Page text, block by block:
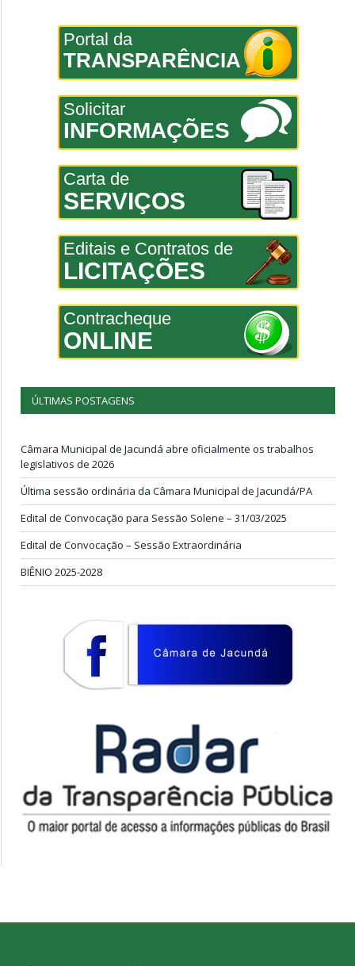
Portal da
TRANSPARÊNCIA
Solicitar
INFORMAÇÕES
Carta de
SERVIÇOS
Editais e Contratos de
LICITAÇÕES
Contracheque
ONLINE
ÚLTIMAS POSTAGENS
Câmara Municipal de Jacundá abre oficialmente os trabalhos
legislativos de 2026
Última sessão ordinária da Câmara Municipal de Jacundá/PA
Edital de Convocação para Sessão Solene – 31/03/2025
Edital de Convocação – Sessão Extraordinária
BIÊNIO 2025-2028